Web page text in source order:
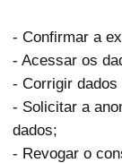
- Confirmar a
- Acessar os
- Corrigir dados
- Solicitar a
dados;
- Revogar o